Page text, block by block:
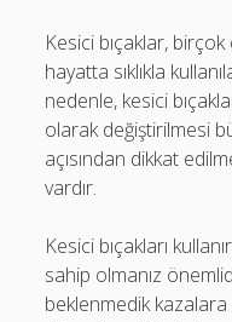
Kesici bıçaklar,
hayatta sıklıkla
nedenle, kesici
olarak değiştirilmesi
açısından dikkat
vardır.
Kesici bıçakları
sahip olmanız
beklenmedik